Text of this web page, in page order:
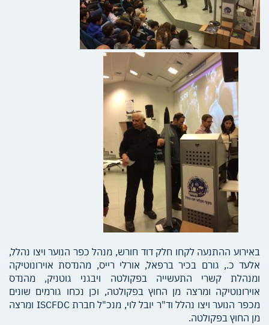
באירוע ההתנעה לקחו חלק דוד חורש, מנהל כפר הנוער ויצו נהלל,
אלעד כ., גורם בכיר ברפאל, אורלי רייס, מהנדסת אוירונוטיקה
ומנהלת קשרי התעשייה בפקולטה ויבגני גוטניק, מהנדס
אוירונוטיקה ומרצה מן החוץ בפקולטה, וכן נכחו גורמים שונים
מכפר הנוער ויצו נהלל וד"ר יובל לוי, מנכ"ל חברת ISCFDC ומרצה
מן החוץ בפקולטה.